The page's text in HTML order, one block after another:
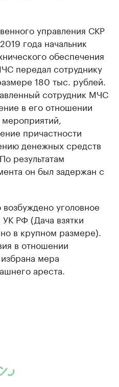
управления СКР
года начальник
обеспечения
передал сотруднику
180 тыс. рублей.
сотрудник МЧС
в его отношении
причастности
денежных средств
результатам
он был задержан с
уголовное
УК РФ (Дача взятки
в крупном размере).
в отношении
мера
ареста.